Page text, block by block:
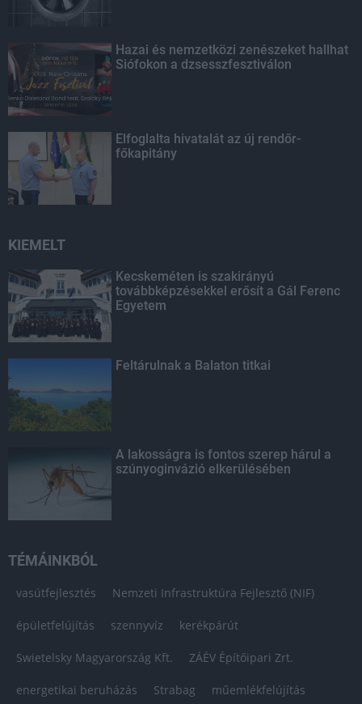
Hazai és nemzetközi zenészeket hallhat
Siófokon a dzsesszfesztiválon
Elfoglalta hivatalát az új rendőr-
főkapitány
KIEMELT
Kecskeméten is szakirányú
továbbképzésekkel erősít a Gál Ferenc
Egyetem
Feltárulnak a Balaton titkai
A lakosságra is fontos szerep hárul a
szúnyoginvázió elkerülésében
TÉMÁINKBÓL
vasútfejlesztés Nemzeti Infrastruktúra Fejlesztő (NIF)
épületfelújítás szennyvíz kerékpárút
Swietelsky Magyarország Kft. ZÁÉV Építőipari Zrt.
energetikai beruházás Strabag műemlékfelújítás